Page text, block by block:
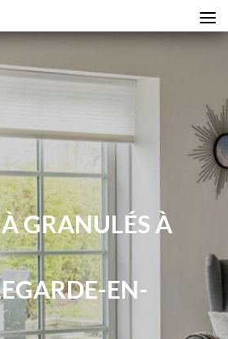
GRANULÉS À
EN-